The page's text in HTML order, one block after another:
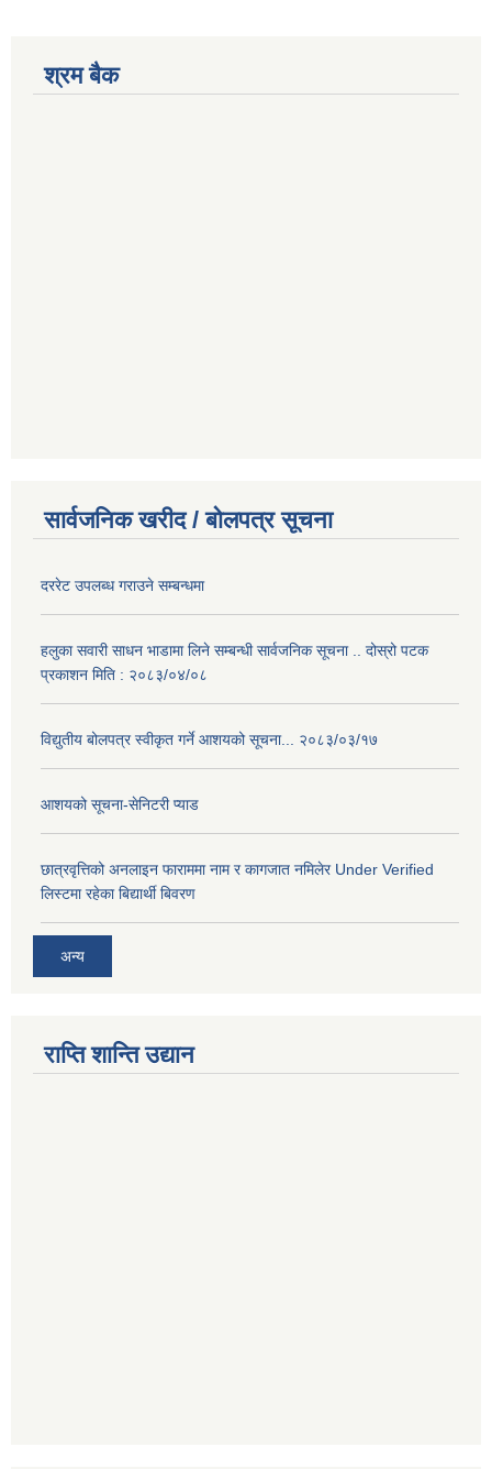
श्रम बैक
सार्वजनिक खरीद / बोलपत्र सूचना
दररेट उपलब्ध गराउने सम्बन्धमा
हलुका सवारी साधन भाडामा लिने सम्बन्धी सार्वजनिक सूचना .. दोस्रो पटक
प्रकाशन मिति : २०८३/०४/०८
विद्युतीय बोलपत्र स्वीकृत गर्ने आशयको सूचना... २०८३/०३/१७
आशयको सूचना-सेनिटरी प्याड
छात्रवृत्तिको अनलाइन फाराममा नाम र कागजात नमिलेर Under Verified
लिस्टमा रहेका बिद्यार्थी बिवरण
अन्य
राप्ति शान्ति उद्यान